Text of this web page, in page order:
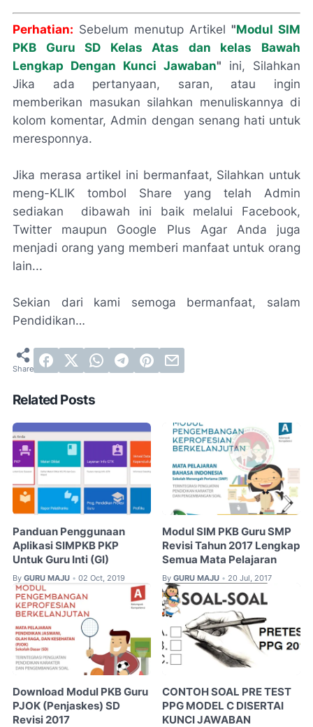
Perhatian: Sebelum menutup Artikel "Modul SIM
PKB Guru SD Kelas Atas dan kelas Bawah
Lengkap Dengan Kunci Jawaban" ini, Silahkan
Jika ada pertanyaan, saran, atau ingin
memberikan masukan silahkan menuliskannya di
kolom komentar, Admin dengan senang hati untuk
meresponnya.
Jika merasa artikel ini bermanfaat, Silahkan untuk
meng-KLIK tombol Share yang telah Admin
sediakan dibawah ini baik melalui Facebook,
Twitter maupun Google Plus Agar Anda juga
menjadi orang yang memberi manfaat untuk orang
lain...
Sekian dari kami semoga bermanfaat, salam
Pendidikan…
Related Posts
Panduan Penggunaan
Aplikasi SIMPKB PKP
Untuk Guru Inti (GI)
By GURU MAJU • 02 Oct, 2019
Modul SIM PKB Guru SMP
Revisi Tahun 2017 Lengkap
Semua Mata Pelajaran
By GURU MAJU • 20 Jul, 2017
Download Modul PKB Guru
PJOK (Penjaskes) SD
Revisi 2017
CONTOH SOAL PRE TEST
PPG MODEL C DISERTAI
KUNCI JAWABAN